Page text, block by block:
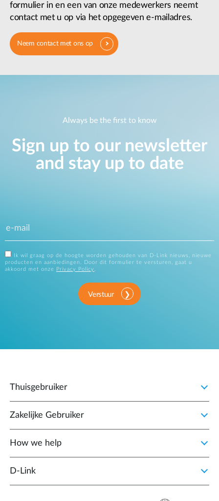
formulier in en een van onze medewerkers neemt
contact met u op via het opgegeven e-mailadres.
Neem contact met ons op
Always be the first to know
Sign up to our newsletter
and stay up to date
Ik wil graag op de hoogte worden gehouden van D-Link nieuws, nieuwe
producten en aanbiedingen. Door dit formulier te versturen, gaat u
akkoord met onze
Privacy Policy
Verstuur
Thuisgebruiker
Zakelijke Gebruiker
How we help
D‑Link